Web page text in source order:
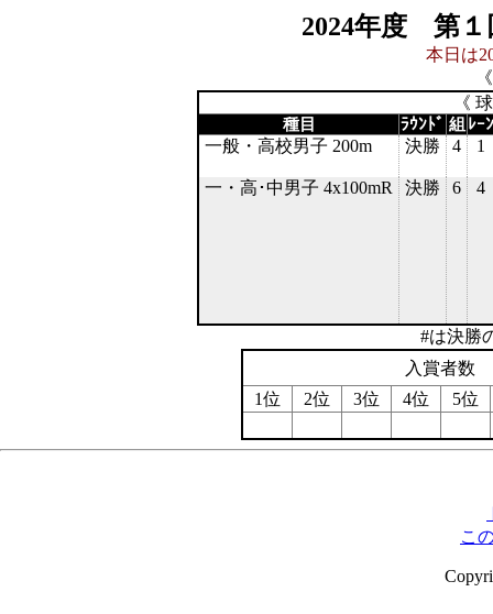
2024年度 第１
本日は
《
種目 ﾗｳﾝﾄﾞ 組 ﾚｰﾝ
一般・高校男子 200m 決勝 4 1
一・高･中男子 4x100mR 決勝 6 4
#は決勝
入賞者数
1位
2位 3位 4位 5位
こ